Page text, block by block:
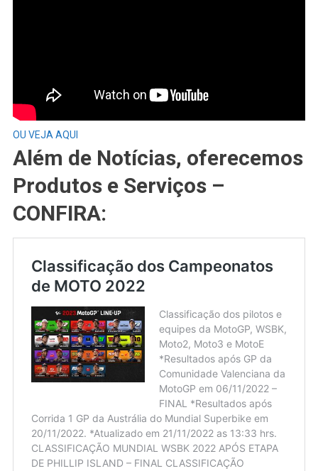
OU VEJA AQUI
Além de Notícias, oferecemos
Produtos e Serviços –
CONFIRA: